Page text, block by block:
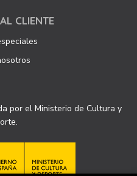
CLIENTE
por el Ministerio de Cultura y